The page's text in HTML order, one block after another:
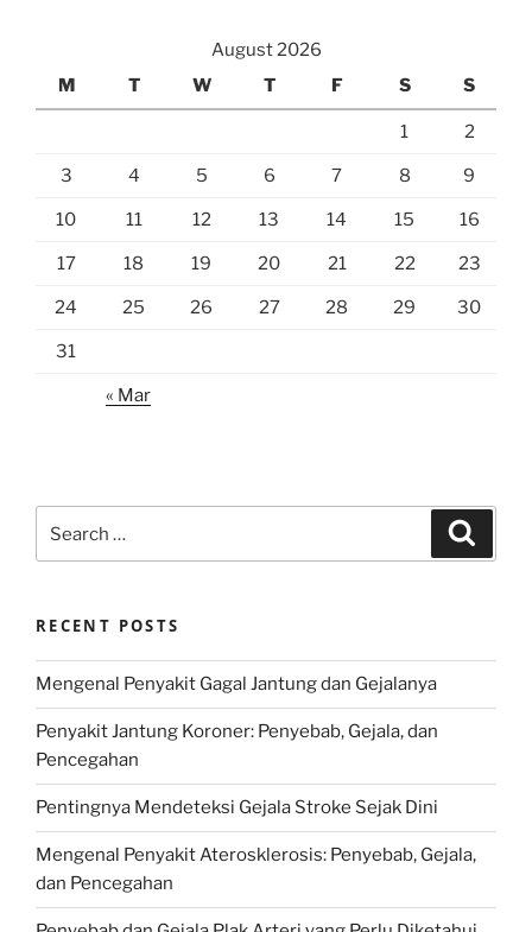
August 2026
M
T W T F S S
1 2
3 4 5 6 7 8 9
10 11 12 13 14 15 16
17 18 19 20 21 22 23
24 25 26 27 28 29 30
31
« Mar
for:
RECENT POSTS
Mengenal Penyakit Gagal Jantung dan Gejalanya
Penyakit Jantung Koroner: Penyebab, Gejala, dan
Pencegahan
Pentingnya Mendeteksi Gejala Stroke Sejak Dini
Mengenal Penyakit Aterosklerosis: Penyebab, Gejala,
dan Pencegahan